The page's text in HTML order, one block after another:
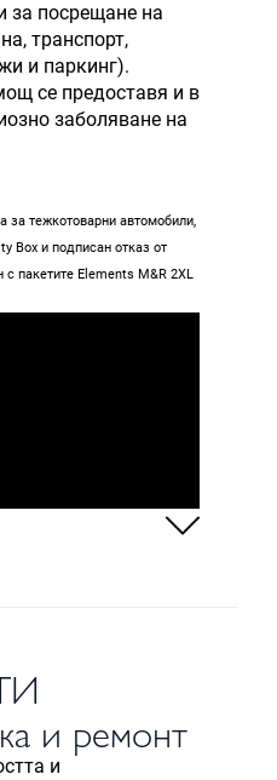
за посрещане на
транспорт,
и паркинг).
се предоставя и в
заболяване на
за тежкотоварни автомобили,
Box и подписан отказ от
с пакетите Elements M&R 2XL
и ремонт
и